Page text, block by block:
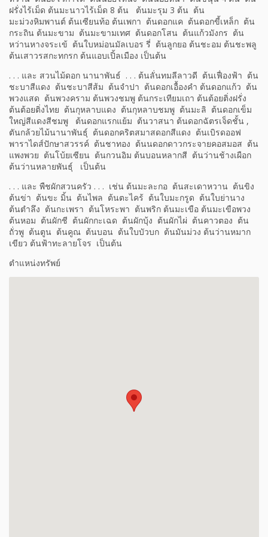
ฝรั่งไร้เม็ด ต้นมะนาวไร้เม็ด 8 ต้น ต้นมะรุม 3 ต้น ต้น
มะม่วงหิมพานต์ ต้นเซียนท้อ ต้นเพกา ต้นดอกแค ต้นดอกขี้เหล็ก ต้น
กระถิน ต้นมะขาม ต้นมะขามเทศ ต้นดอกโสน ต้นแก้วมังกร ต้น
หว่านหางจระเข้ ต้นใบหม่อนมัลเบอร รี่ ต้นลูกยอ ต้นชะอม ต้นชะพลู
ต้นเสาวรสกะทกรก ต้นแอบเปิ้ลเมือง เป็นต้น
. . . และ สวนไม้ดอก นานาพันธ์ . . . ต้นลั่นทมลีลาวดี ต้นเฟื่องฟ้า ต้น
ชะบาสีแดง ต้นชะบาสีส้ม ต้นจำปา ต้นดอกเอื้องคำ ต้นดอกแก้ว ต้น
พวงแสด ต้นพวงคราม ต้นพวงชมพู ต้นกระเทียมเถา ต้นต้อยติ่งฝรั่ง
ต้นต้อยติ่งไทย ต้นกุหลาบแดง ต้นกุหลาบชมพู ต้นมะลิ ต้นดอกเข็ม
ใหญ่สีแดงสีชมพู ต้นดอกแรกแย้ม ต้นวาสนา ต้นดอกฉัตรเจ็ดชั้น ,
ตันกล้วยไม้นานาพันธุ์ ต้นดอกครตสมาสดอกสีแดง ต้นเบิรดออฟ
พาราไดส์ปักษาสวรรค์ ต้นชาทอง ต้นนดอกดาวกระจายคอสมอส ต้น
แพงพวย ต้นโบ้ยเซียน ต้นกวนอิม ต้นบอนหลากสี ต้นว่านช้างเผือก
ต้นว่านหลายพันธุ์ เป็นต้น
. . . และ พืชผักสวนครัว . . . เช่น ต้นมะละกอ ต้นสะเดาหวาน ต้นขิง
ต้นข่า ต้นขะ มิ้น ต้นไพล ต้นตะไคร้ ต้นใบมะกรูด ต้นใบย่านาง
ต้นตำลึง ต้นกะเพรา ต้นโหระพา ต้นพริก ต้นมะเขือ ต้นมะเขือพวง
ต้นหอม ต้นผักชี ต้นผักกะเฉด ต้นผักบุ้ง ต้นผักไผ่ ต้นคาวตอง ต้น
ถั่วพู ต้นตูน ต้นคูณ ต้นบอน ต้นใบบัวบก ต้นมันม่วง ต้นว่านหมาก
เขียว ต้นฟ้าทะลายโจร เป็นต้น
ตำแหน่งทรัพย์